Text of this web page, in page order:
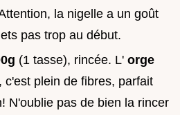
la nigelle a un goût
pas trop au début.
(1 tasse), rincée. L' orge
, c'est plein de fibres, parfait
N'oublie pas de bien la rincer